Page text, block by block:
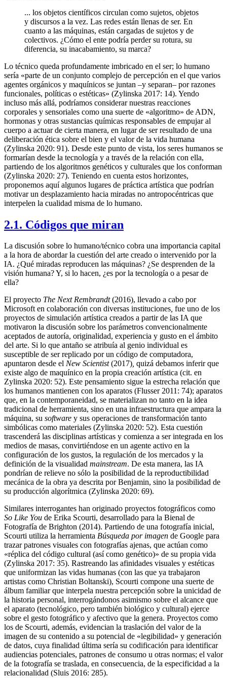
... los objetos científicos circulan como sujetos, objetos
y discursos a la vez. Las redes están llenas de ser. En
cuanto a las máquinas, están cargadas de sujetos y de
colectivos. ¿Cómo el ente podría perder su rotura, su
diferencia, su inacabamiento, su marca?
Lo técnico queda profundamente imbricado en el ser; lo humano
sería «parte de un conjunto complejo de percepción en el que varios
agentes orgánicos y maquínicos se juntan –y separan– por razones
funcionales, políticas o estéticas» (Zylinska 2017: 14). Yendo
incluso más allá, podríamos considerar nuestras reacciones
corporales y sensoriales como una suerte de «algoritmo» de ADN,
hormonas y otras sustancias químicas responsables de empujar al
cuerpo a actuar de cierta manera, en lugar de ser resultado de una
deliberación ética sobre el bien y el valor de la vida humana
(Zylinska 2020: 91). Desde este punto de vista, los seres humanos se
formarían desde la tecnología y a través de la relación con ella,
partiendo de los algoritmos genéticos y culturales que los conforman
(Zylinska 2020: 27). Teniendo en cuenta estos horizontes,
proponemos aquí algunos lugares de práctica artística que podrían
motivar un desplazamiento hacia miradas no antropocéntricas que
interpelen la cualidad misma de lo humano.
2.1. Códigos que miran
La discusión sobre lo humano/técnico cobra una importancia capital
a la hora de abordar la cuestión del arte creado o intervenido por la
IA. ¿Qué miradas reproducen las máquinas? ¿Se desprenden de la
visión humana? Y, si lo hacen, ¿es por la tecnología o a pesar de
ella?
El proyecto The Next Rembrandt(2016), llevado a cabo por
Microsoft en colaboración con diversas instituciones, fue uno de los
proyectos de simulación artística creados a partir de las IA que
motivaron la discusión sobre los parámetros convencionalmente
aceptados de autoría, originalidad, experiencia y gusto en el ámbito
del arte. Si lo que antaño se atribuía al genio individual es
susceptible de ser replicado por un código de computadora,
apuntaron desde el New Scientist(2017), quizá debamos inferir que
existe algo de maquínico en la propia creación artística (cit. en
Zylinska 2020: 52). Este pensamiento sigue la estrecha relación que
los humanos mantienen con los aparatos (Flusser 2011: 74); aparatos
que, en la contemporaneidad, se materializan no tanto en la idea
tradicional de herramienta, sino en una infraestructura que ampara la
máquina, su software y sus operaciones de transformación tanto
simbólicas como materiales (Zylinska 2020: 52). Esta cuestión
trascenderá las disciplinas artísticas y comienza a ser integrada en los
medios de masas, convirtiéndose en un agente activo en la
configuración de los gustos, la regulación de los mercados y la
definición de la visualidad mainstream. De esta manera, las IA
pondrían de relieve no sólo la posibilidad de la reproductibilidad
mecánica de la obra ya descrita por Benjamin, sino la posibilidad de
su producción algorítmica (Zylinska 2020: 69).
Similares interrogantes han originado proyectos fotográficos como
So Like You de Erika Scourti, desarrollado para la Bienal de
Fotografía de Brighton (2014). Partiendo de una fotografía inicial,
Scourti utiliza la herramienta Búsqueda por imagen de Google para
trazar patrones visuales con fotografías ajenas, que actúan como
«réplica del código cultural (así como genético)» de su propia vida
(Zylinska 2017: 35). Rastreando las afinidades visuales y estéticas
que uniformizan las vidas humanas (con las que ya trabajaron
artistas como Christian Boltanski), Scourti compone una suerte de
álbum familiar que interpela nuestra percepción sobre la unicidad de
la historia personal, interrogándonos asimismo sobre el alcance que
el aparato (tecnológico, pero también biológico y cultural) ejerce
sobre el gesto fotográfico y afectivo que la genera. Proyectos como
los de Scourti, además, evidencian la traslación del valor de la
imagen de su contenido a su potencial de «legibilidad» y generación
de datos, cuya finalidad última sería su codificación para identificar
audiencias potenciales, patrones de consumo u otras normas; el valor
de la fotografía se traslada, en consecuencia, de la especificidad a la
relacionalidad (Sluis 2016: 285).